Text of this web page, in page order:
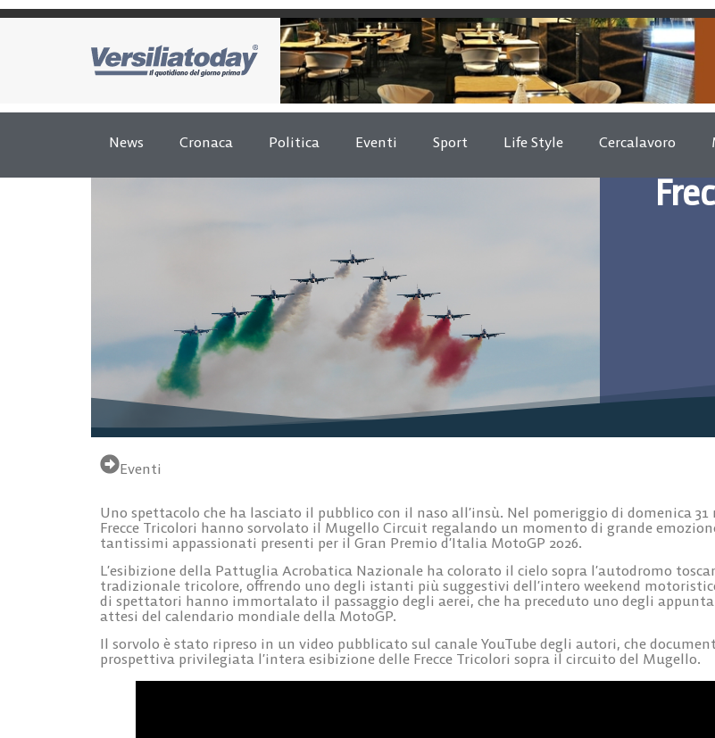
News Cronaca Politica Eventi Sport Life Style Cercalavoro
Eventi
Uno spettacolo che ha lasciato il pubblico con il naso all’insù. Nel pomeriggio di domenica 31
Frecce Tricolori hanno sorvolato il Mugello Circuit regalando un momento di grande
tantissimi appassionati presenti per il Gran Premio d’Italia MotoGP 2026.
L’esibizione della Pattuglia Acrobatica Nazionale ha colorato il cielo sopra l’autodromo
tradizionale tricolore, offrendo uno degli istanti più suggestivi dell’intero weekend
di spettatori hanno immortalato il passaggio degli aerei, che ha preceduto uno degli
attesi del calendario mondiale della MotoGP.
Il sorvolo è stato ripreso in un video pubblicato sul canale YouTube degli autori, che
prospettiva privilegiata l’intera esibizione delle Frecce Tricolori sopra il circuito del Mugello.